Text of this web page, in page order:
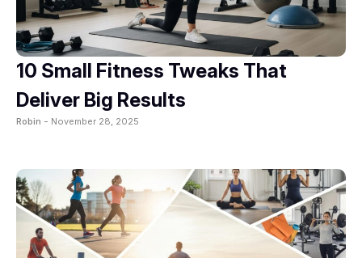
10 Small Fitness Tweaks That
Deliver Big Results
Robin - November 28, 2025